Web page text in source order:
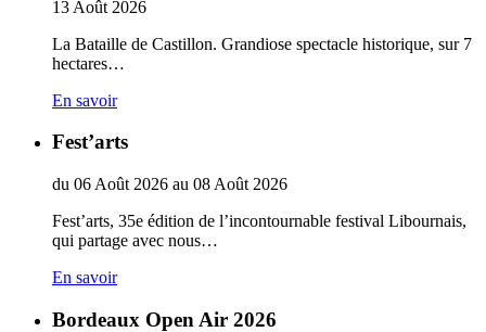
13 Août 2026
La Bataille de Castillon. Grandiose spectacle historique, sur 7
hectares…
En savoir
Fest’arts
du 06 Août 2026 au 08 Août 2026
Fest’arts, 35e édition de l’incontournable festival Libournais,
qui partage avec nous…
En savoir
Bordeaux Open Air 2026